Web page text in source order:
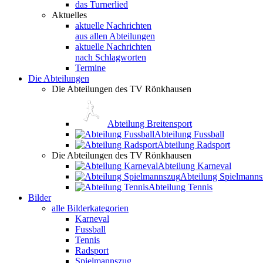
das Turnerlied
Aktuelles
aktuelle Nachrichten
aus allen Abteilungen
aktuelle Nachrichten
nach Schlagworten
Termine
Die Abteilungen
Die Abteilungen des TV Rönkhausen
Abteilung Breitensport
Abteilung Fussball
Abteilung Radsport
Die Abteilungen des TV Rönkhausen
Abteilung Karneval
Abteilung
Abteilung Tennis
Bilder
alle Bilderkategorien
Karneval
Fussball
Tennis
Radsport
Spielmannszug